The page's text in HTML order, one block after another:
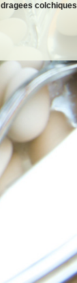
dragees colchiques